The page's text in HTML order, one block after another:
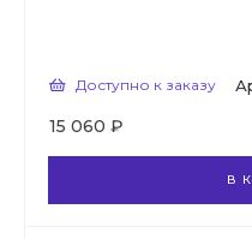
Доступно к заказу
15 060 ₽
В